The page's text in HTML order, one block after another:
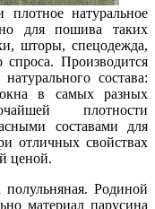
натуральное
для пошива таких
шторы, спецодежда,
Производится
состава:
в самых разных
плотности
составами для
отличных свойствах
ценой.
полульняная. Родиной
материал парусина